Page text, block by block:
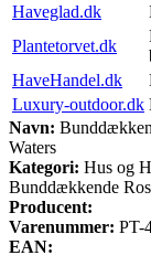
Haveglad.dk
Plantetorvet.dk
HaveHandel.dk
Luxury-outdoor.dk
Navn:
Waters
Kategori: Hus og
Bunddækkende
Producent:
Varenummer: PT-
EAN: